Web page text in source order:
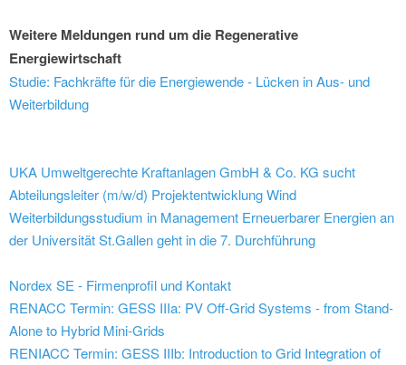
Weitere Meldungen rund um die Regenerative
Energiewirtschaft
Studie: Fachkräfte für die Energiewende - Lücken in Aus- und
Weiterbildung
UKA Umweltgerechte Kraftanlagen GmbH & Co. KG sucht
Abteilungsleiter (m/w/d) Projektentwicklung Wind
Weiterbildungsstudium in Management Erneuerbarer Energien an
der Universität St.Gallen geht in die 7. Durchführung
Nordex SE - Firmenprofil und Kontakt
RENACC Termin: GESS IIIa: PV Off-Grid Systems - from Stand-
Alone to Hybrid Mini-Grids
RENIACC Termin: GESS IIIb: Introduction to Grid Integration of